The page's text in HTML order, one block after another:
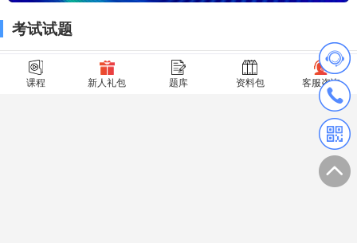
考试试题
课程 新人礼包 题库 资料包 客服咨询